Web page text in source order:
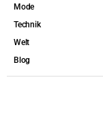
Mode
Technik
Welt
Blog